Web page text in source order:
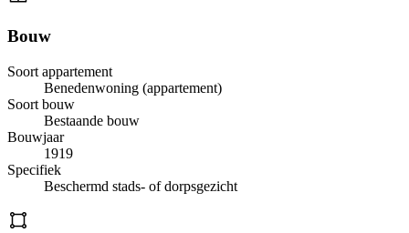
Bouw
Soort appartement
Benedenwoning (appartement)
Soort bouw
Bestaande bouw
Bouwjaar
1919
Specifiek
Beschermd stads- of dorpsgezicht